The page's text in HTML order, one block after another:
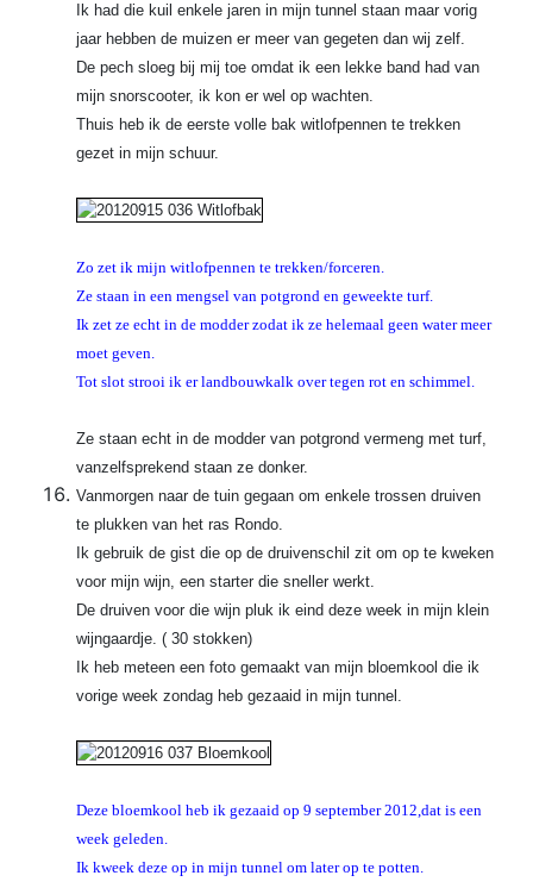
Ik had die kuil enkele jaren in mijn tunnel staan maar vorig
jaar hebben de muizen er meer van gegeten dan wij zelf.
De pech sloeg bij mij toe omdat ik een lekke band had van
mijn snorscooter, ik kon er wel op wachten.
Thuis heb ik de eerste volle bak witlofpennen te trekken
gezet in mijn schuur.
Zo zet ik mijn witlofpennen te trekken/forceren.
Ze staan in een mengsel van potgrond en geweekte turf.
Ik zet ze echt in de modder zodat ik ze helemaal geen water meer
moet geven.
Tot slot strooi ik er landbouwkalk over tegen rot en schimmel.
Ze staan echt in de modder van potgrond vermeng met turf,
vanzelfsprekend staan ze donker.
Vanmorgen naar de tuin gegaan om enkele trossen druiven
te plukken van het ras Rondo.
Ik gebruik de gist die op de druivenschil zit om op te kweken
voor mijn wijn, een starter die sneller werkt.
De druiven voor die wijn pluk ik eind deze week in mijn klein
wijngaardje. ( 30 stokken)
Ik heb meteen een foto gemaakt van mijn bloemkool die ik
vorige week zondag heb gezaaid in mijn tunnel.
Deze bloemkool heb ik gezaaid op 9 september 2012,dat is een
week geleden.
Ik kweek deze op in mijn tunnel om later op te potten.